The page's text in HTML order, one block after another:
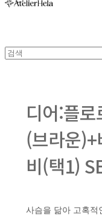
디어:플로
(브라운)+
비(택1)
사슴을 닮아 고혹적